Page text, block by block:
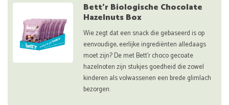
Bett'r Biologische Chocolate
Hazelnuts Box
Wie zegt dat een snack die gebaseerd is op
eenvoudige, eerlijke ingrediënten alledaags
moet zijn? De met Bett'r choco gecoate
hazelnoten zijn stukjes goedheid die zowel
kinderen als volwassenen een brede glimlach
bezorgen.